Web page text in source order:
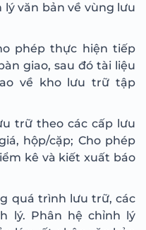
văn bản về vùng lưu
phép thực hiện tiếp
giao, sau đó tài liệu
về kho lưu trữ tập
trữ theo các cấp lưu
hộp/cặp; Cho phép
kê và kiết xuất báo
quá trình lưu trữ, các
lý. Phân hệ chỉnh lý